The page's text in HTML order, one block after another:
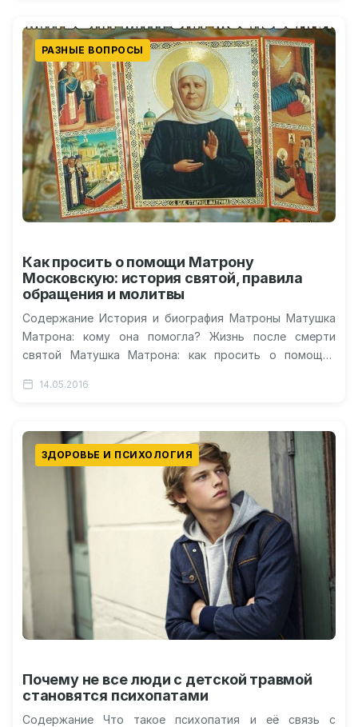
РАЗНЫЕ ВОПРОСЫ
Как просить о помощи Матрону
Московскую: история святой, правила
обращения и молитвы
Содержание История и биография Матроны Матушка
Матрона: кому она помогла? Жизнь после смерти
святой Матушка Матрона: как просить о помощи?
Матроне…
14.05.2016
ЗДОРОВЬЕ И ПСИХОЛОГИЯ
Почему не все люди с детской травмой
становятся психопатами
Содержание Что такое психопатия и её связь с